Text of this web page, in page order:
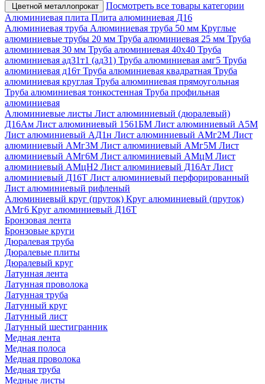
Цветной металлопрокат
Посмотреть все товары категории
Алюминиевая плита Плита алюминиевая Д16
Алюминиевая труба Алюминиевая труба 50 мм Круглые
алюминиевые трубы 20 мм Труба алюминиевая 25 мм Труба
алюминиевая 30 мм Труба алюминиевая 40х40 Труба
алюминиевая ад31т1 (ад31) Труба алюминиевая амг5 Труба
алюминиевая д16т Труба алюминиевая квадратная Труба
алюминиевая круглая Труба алюминиевая прямоугольная
Труба алюминиевая тонкостенная Труба профильная
алюминиевая
Алюминиевые листы Лист алюминиевый (дюралевый)
Д16Ам Лист алюминиевый 1561БМ Лист алюминиевый А5М
Лист алюминиевый АД1н Лист алюминиевый АМг2М Лист
алюминиевый АМг3М Лист алюминиевый АМг5М Лист
алюминиевый АМг6М Лист алюминиевый АМцМ Лист
алюминиевый АМцН2 Лист алюминиевый Д16Ат Лист
алюминиевый Д16Т Лист алюминиевый перфорированный
Лист алюминиевый рифленый
Алюминиевый круг (пруток) Круг алюминиевый (пруток)
АМг6 Круг алюминиевый Д16Т
Бронзовая лента
Бронзовые круги
Дюралевая труба
Дюралевые плиты
Дюралевый круг
Латунная лента
Латунная проволока
Латунная труба
Латунный круг
Латунный лист
Латунный шестигранник
Медная лента
Медная полоса
Медная проволока
Медная труба
Медные листы